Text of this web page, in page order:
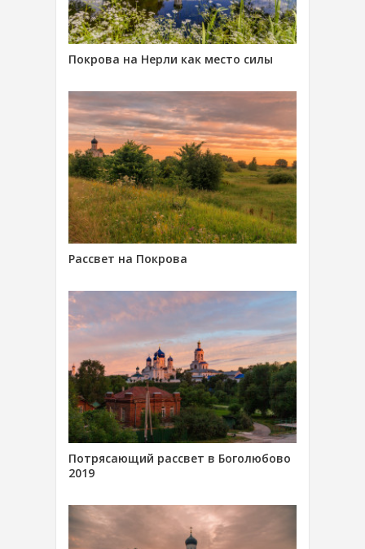
Покрова на Нерли как место силы
Рассвет на Покрова
Потрясающий рассвет в Боголюбово
2019